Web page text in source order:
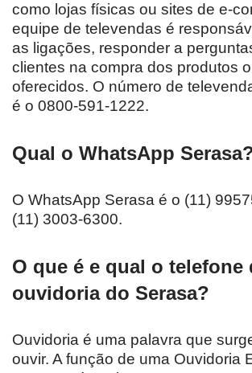
como lojas físicas ou sites de e-
equipe de televendas é
as ligações, responder a
clientes na compra dos produtos
oferecidos. O número de
é o 0800-591-1222.
Qual o WhatsApp
O WhatsApp Serasa é o (11)
(11) 3003-6300.
O que é e qual o telefone
ouvidoria do Serasa?
Ouvidoria é uma palavra que
ouvir. A função de uma Ouvidoria